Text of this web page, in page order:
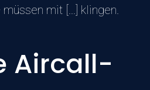
mit [...] klingen.
Aircall-